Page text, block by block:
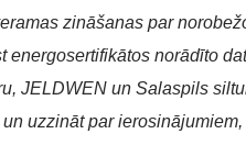
zināšanas par
norādīto
JELDWEN un Salaspils
uzzināt par